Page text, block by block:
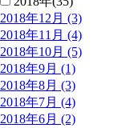
2018年12月 (3)
2018年11月 (4)
2018年10月 (5)
2018年9月 (1)
2018年8月 (3)
2018年7月 (4)
2018年6月 (2)